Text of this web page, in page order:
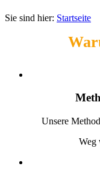
Sie sind hier: Startseite
Unsere
Weg